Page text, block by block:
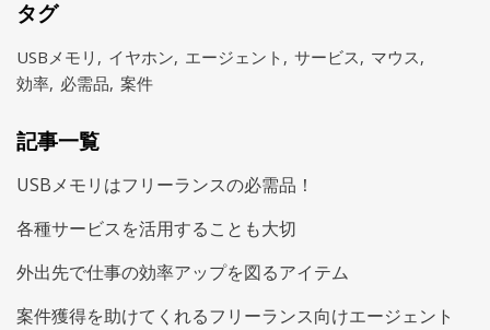
タグ
USBメモリ イヤホン エージェント サービス
マウス
効率 必需品 案件
記事一覧
USBメモリはフリーランスの必需品！
各種サービスを活用することも大切
外出先で仕事の効率アップを図るアイテム
案件獲得を助けてくれるフリーランス向けエージェント